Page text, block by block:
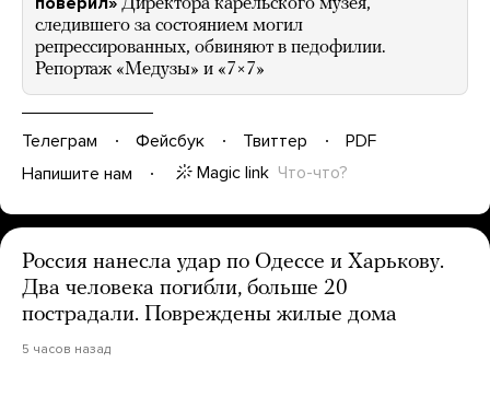
Директора карельского музея,
следившего за состоянием могил
репрессированных, обвиняют в педофилии.
Репортаж «Медузы» и «7×7»
Телеграм Фейсбук Твиттер
PDF
Напишите нам
Magic link Что-что?
Россия нанесла удар по Одессе и Харькову.
Два человека погибли, больше 20
пострадали. Повреждены жилые дома
5 часов назад